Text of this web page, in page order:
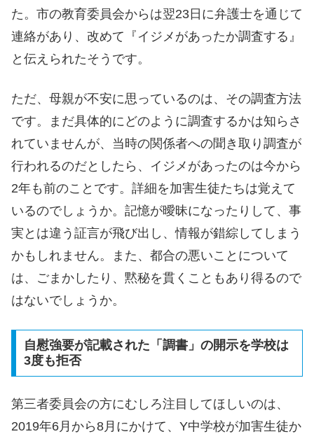
た。市の教育委員会からは翌23日に弁護士を通じて
連絡があり、改めて『イジメがあったか調査する』
と伝えられたそうです。
ただ、母親が不安に思っているのは、その調査方法
です。まだ具体的にどのように調査するかは知らさ
れていませんが、当時の関係者への聞き取り調査が
行われるのだとしたら、イジメがあったのは今から
2年も前のことです。詳細を加害生徒たちは覚えて
いるのでしょうか。記憶が曖昧になったりして、事
実とは違う証言が飛び出し、情報が錯綜してしまう
かもしれません。また、都合の悪いことについて
は、ごまかしたり、黙秘を貫くこともあり得るので
はないでしょうか。
自慰強要が記載された「調書」の開示を学校は
3度も拒否
第三者委員会の方にむしろ注目してほしいのは、
2019年6月から8月にかけて、Y中学校が加害生徒か